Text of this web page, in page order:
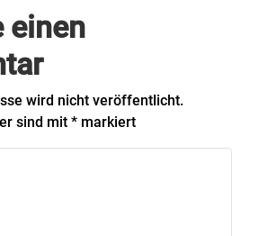
einen
wird nicht veröffentlicht.
sind mit * markiert